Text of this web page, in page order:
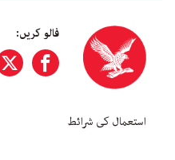
فالو کریں:
استعمال کی شرائط